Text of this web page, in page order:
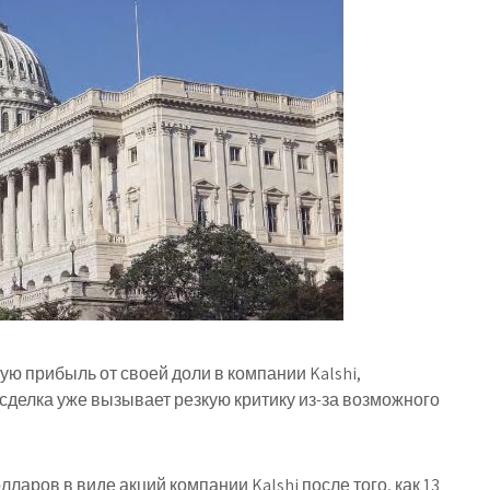
прибыль от своей доли в компании Kalshi,
уже вызывает резкую критику из-за возможного
в виде акций компании Kalshi после того, как 13